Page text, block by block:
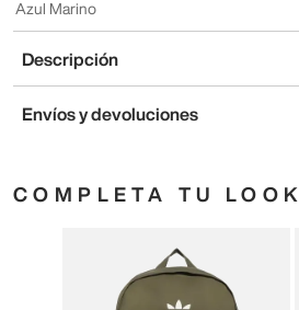
Azul Marino
Descripción
Envíos y devoluciones
COMPLETA TU LOOK